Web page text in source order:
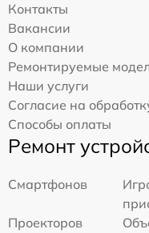
Контакты
Вакансии
О компании
Ремонтируемые
Наши услуги
Согласие на
Способы оплаты
Ремонт
Смартфонов
Проекторов